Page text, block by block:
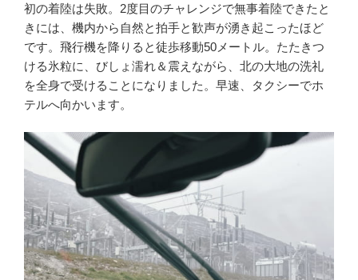
初の着陸は失敗。2度目のチャレンジで無事着陸できたと
きには、機内から自然と拍手と歓声が湧き起こったほど
です。飛行機を降りると徒歩移動50メートル。たたきつ
ける氷粒に、びしょ濡れ＆震えながら、北の大地の洗礼
を全身で受けることになりました。早速、タクシーでホ
テルへ向かいます。